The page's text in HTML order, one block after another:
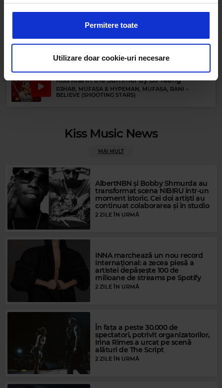
a analiza traficul. De asemenea, le oferim partenerilor de
privire la modul în care folosiți site-ul nostru. Aceștia le
pot combina cu alte informații oferite de dvs. sau culese
Permitere toate
Utilizare doar cookie-uri necesare
Rock Blues
GREAT WHITE – HOUSE OF BROKEN LOVE
MAGIC FM
(BONTAN REMIX)
Lucia
Kiss Kiss in the Summer by DJ Yaang
R3HAB, MUFASA & HYPEMAN, MUFASA, RANI –
BELIEVE (SHOOTING STARS)
Kiss Music News
MAI MULT
AlbertNBN și Bobby Shmurda au
transformat scena NIBIRU într-un
moment istoric. Cei doi artiști au
continuat colaborarea și în studio
2 ZILE ÎN URMĂ
INNA marchează un nou record
internațional: a zecea piesă a
artistei depășește 100 de
milioane de streams pe Spotify
2 ZILE ÎN URMĂ
În fața a peste 30.000 de
spectatori, potrivit organizatorilor,
Irina Rimes a urcat pe scenă
alături de The Script
2 ZILE ÎN URMĂ